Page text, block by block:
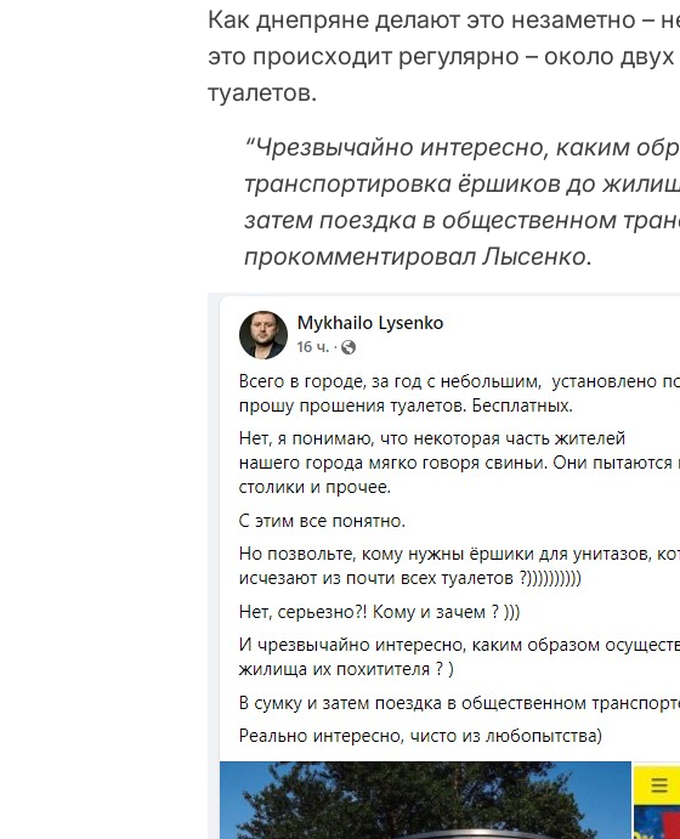
Как днепряне делают это незаметно –
это происходит регулярно – около
туалетов.
“Чрезвычайно интересно, каким
транспортировка ёршиков до
затем поездка в общественном
прокомментировал Лысенко.